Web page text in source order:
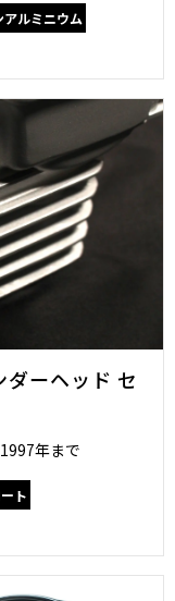
アルミニウム
ーヘッド セ
年まで
ト